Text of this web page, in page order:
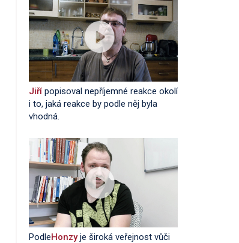
Jiří popisoval nepříjemné reakce okolí
i to, jaká reakce by podle něj byla
vhodná.
PodleHonzyje široká veřejnost vůči